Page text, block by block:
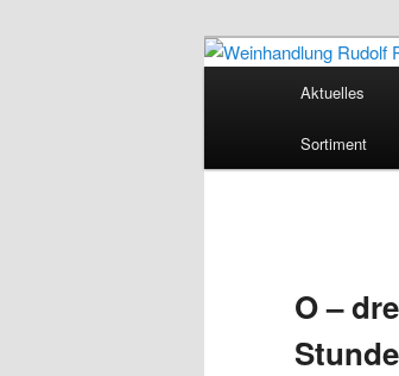
Zum
Aktuelles
Sortiment
O –